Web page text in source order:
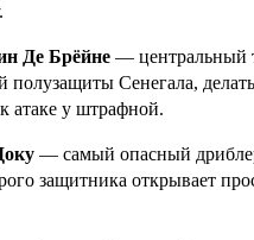
Де Брёйне — центральный
полузащиты Сенегала,
атаке у штрафной.
— самый опасный
защитника открывает